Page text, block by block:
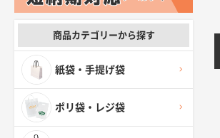
商品カテゴリーから探す
紙袋・手提げ袋
ポリ袋・レジ袋